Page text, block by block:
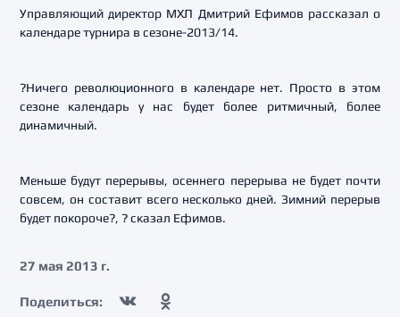
Управляющий директор МХЛ Дмитрий Ефимов рассказал о
календаре турнира в сезоне-2013/14.
?Ничего революционного в календаре нет. Просто в этом
сезоне календарь у нас будет более ритмичный, более
динамичный.
Меньше будут перерывы, осеннего перерыва не будет почти
совсем, он составит всего несколько дней. Зимний перерыв
будет покороче?, ? сказал Ефимов.
27 мая 2013 г.
Поделиться: